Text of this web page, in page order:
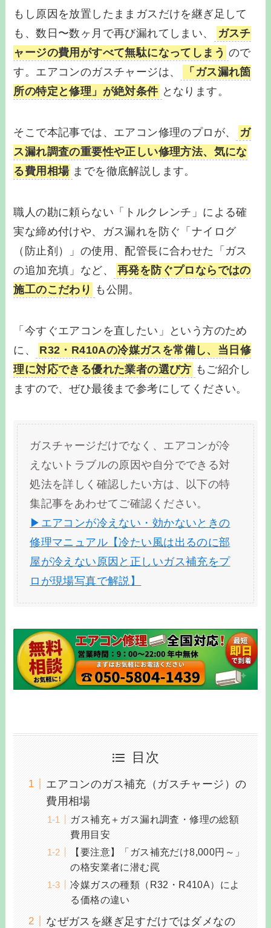
もし原因を放置したままガスだけを継ぎ足して
も、数日〜数ヶ月で再び漏れてしまい、
ガスチ
ャージの費用がすべて無駄になってしまう ので
す。エアコンのガスチャージは、
「ガス漏れ箇
所の特定と修理」が絶対条件 となります。
そこで本記事では、エアコン修理のプロが、
ガ
ス漏れ調査の重要性や正しい修理方法、気にな
る費用相場 までを徹底解説します。
職人の勘に頼らない「トルクレンチ」による確
実な締め付けや、ガス漏れを防ぐ「ナイログ
（防止剤）」の使用、配管長に合わせた「ガス
の追加充填」など、
再発を防ぐプロならではの
施工のこだわり も公開。
「今すぐエアコンを直したい」という方のため
に、
R32・R410Aの冷媒ガスを常備し、当日修
理に対応できる優れた業者の選び方 もご紹介し
ますので、ぜひ最後まで参考にしてください。
ガスチャージだけでなく、エアコンが冷
えないトラブルの原因や自分でできる対
処法を詳しく確認したい方は、以下の特
集記事をあわせてご確認ください。
▶エアコンが冷えない・効かないときの
修理マニュアル【冷たい風は出るのに部
屋が冷えない原因と正しいガス補充をプ
ロが現場写真で解説】
目次
エアコンのガス補充（ガスチャージ）の
費用相場
ガス補充＋ガス漏れ調査・修理の総額
費用目安
【要注意】「ガス補充だけ8,000円～」
の格安業者に潜む罠
冷媒ガスの種類（R32・R410A）によ
る価格の違い
なぜガスを継ぎ足すだけではダメなの